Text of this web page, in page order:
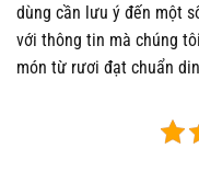
dùng cần lưu ý đến một
với thông tin mà chúng
món từ rươi đạt chuẩn